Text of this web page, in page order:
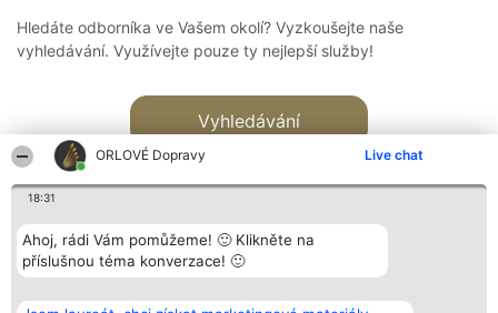
ORLOVÉ Dopravy Live chat
18:31
Ahoj, rádi Vám pomůžeme! 🙂 Klikněte na
příslušnou téma konverzace! 🙂
Hledáte odborníka ve Vašem okolí? Vyzkoušejte naše
vyhledávání. Využívejte pouze ty nejlepší služby!
Vyhledávání
Bright Side Solutions sp. z o.
Vítězové
Kontakt